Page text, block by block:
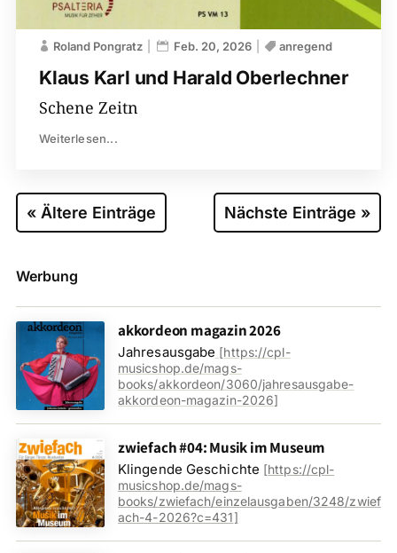
Klaus Karl und Harald Oberlechner
Roland Pongratz Feb. 20, 2026 anregend
Schene Zeitn
Weiterlesen...
« Ältere Einträge Nächste Einträge »
Werbung
akkordeon magazin 2026
Jahresausgabe [https://cpl-
musicshop.de/mags-
books/akkordeon/3060/jahresausgabe-
akkordeon-magazin-2026]
zwiefach #04: Musik im Museum
Klingende Geschichte [https://cpl-
musicshop.de/mags-
books/zwiefach/einzelausgaben/3248/zwief
ach-4-2026?c=431]